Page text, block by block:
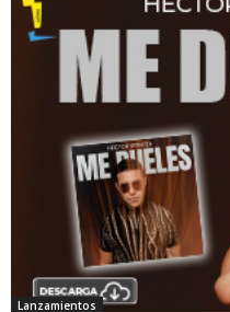
Lanzamientos